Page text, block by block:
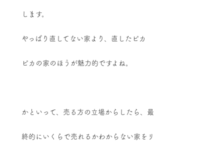
します。
やっぱり直してない家より、直したピカ
ピカの家のほうが魅力的ですよね。
かといって、売る方の立場からしたら、最
終的にいくらで売れるかわからない家をリ